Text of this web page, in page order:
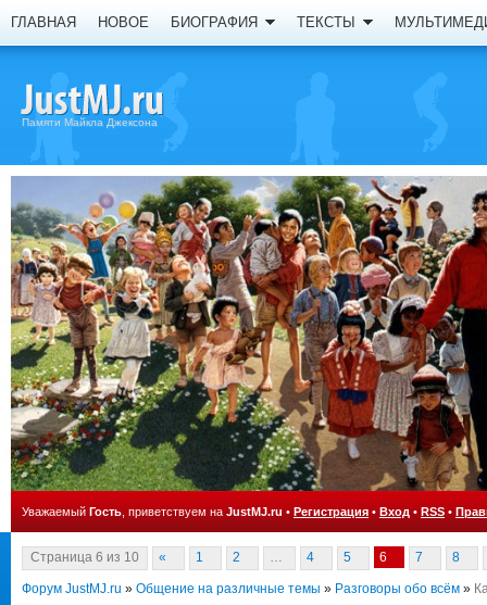
ГЛАВНАЯ НОВОЕ БИОГРАФИЯ ТЕКСТЫ
Памяти Майкла Джексона
Уважаемый Гость , приветствуем на JustMJ.ru • Регистрация • Вход • RSS •
Страница 6 из 10 « 1 2 … 4 5 6 7 8
Форум JustMJ.ru » Общение на различные темы » Разговоры обо всём »